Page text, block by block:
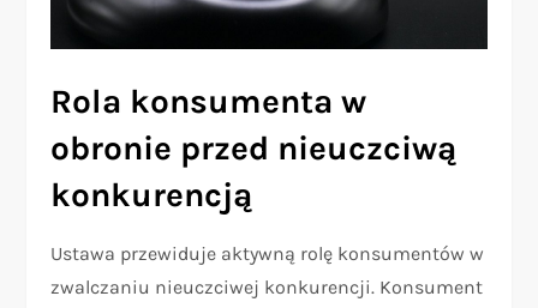
Rola konsumenta w
obronie przed nieuczciwą
konkurencją
Ustawa przewiduje aktywną rolę konsumentów w
zwalczaniu nieuczciwej konkurencji. Konsument